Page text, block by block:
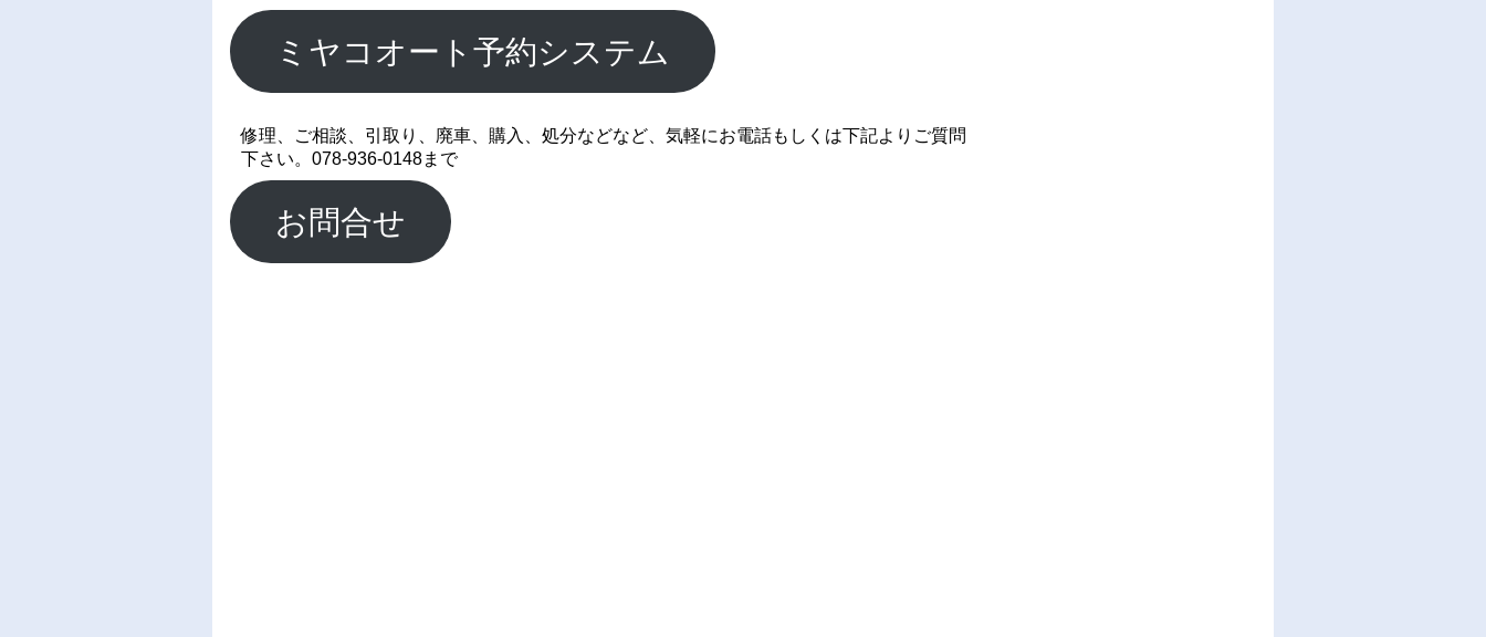
ミヤコオート予約システム
修理、ご相談、引取り、廃車、購入、処分などなど、気軽にお電話もしくは下記よりご質問
下さい。078-936-0148まで
お問合せ